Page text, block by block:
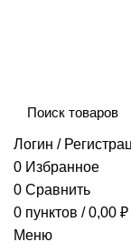
Логин /
0 Избранное
0 Сравнить
0 пунктов / 0,00 ₽
Меню